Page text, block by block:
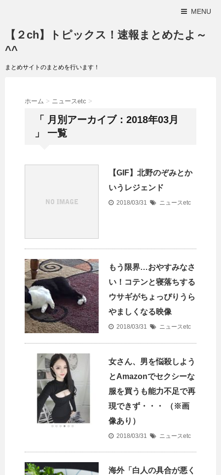
MENU
【２ch】トピックス！速報まとめたよ～
^^
まとめサイトのまとめを行います！
ホーム > ニュースetc >
「 月別アーカイブ：2018年03月
」 一覧
【GIF】北野のぞみとか
いうレジェンド
2018/03/31 ニュースetc
もう限界…おやすみなさ
い！コテンと寝落ちする
ウサギがちょっぴりうら
やましくなる映像
2018/03/31 ニュースetc
女さん、男を悩殺しよう
とAmazonでセクシーな
服を買うも能力不足で再
現できず・・・ （※画
像あり）
2018/03/31 ニュースetc
海外「白人の具合が悪く